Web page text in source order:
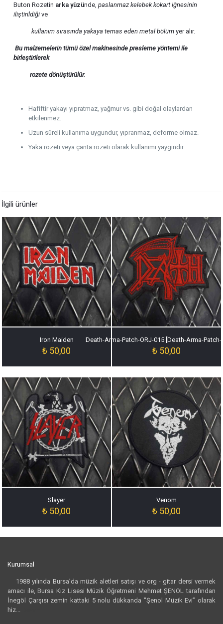
Buton Rozetin arka yüzünde,paslanmaz kelebek kokart iğnesinin
iliştirildiği ve
kullanım sırasında yakaya temas eden metal bölüm yer alır.
Bu malzemelerin tümü özel makinesinde presleme yöntemi ile
birleştirilerek
rozetedönüştürülür.
Hafiftir yakayı yıpratmaz, yağmur vs. gibi doğal olaylardan
etkilenmez.
Uzun süreli kullanıma uygundur, yıpranmaz, deforme olmaz.
Yaka rozeti veya çanta rozeti olarak kullanımı yaygındır.
İlgili ürünler
Iron Maiden
₺ 50,00
Death-Arma-Patch-ORJ-015 [Death-Arma-Patch-
₺ 50,00
Slayer
₺ 50,00
Venom
₺ 50,00
Kurumsal
1988 yılında Bursa’da müzik aletleri satışı ve org - gitar dersi vermek
amacı ile, Bursa Kız Lisesi Müzik Öğretmeni Mehmet ŞENOL tarafından
İnegöl Çarşısı zemin kattaki 5 nolu dükkanda "Şenol Müzik Evi” olarak
hiz...